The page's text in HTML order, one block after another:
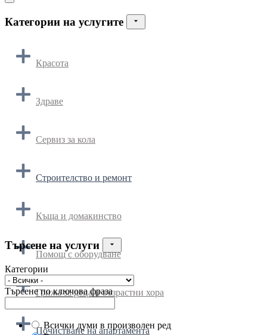
Категории на услугите
Красота
Здраве
Сервиз за кола
Строителство и ремонт
Къща и домакинство
Помощ с оборудване
Грижа за деца и възрастни хора
Почистване на апартамента
Търсене на услуги
Категории
Търсене по ключова фраза
Всички думи в произволен ред